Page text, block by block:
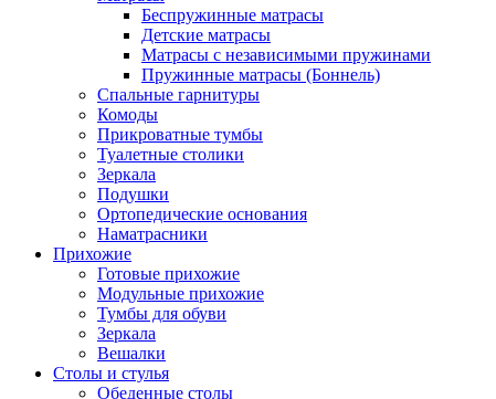
Беспружинные матрасы
Детские матрасы
Матрасы с независимыми пружинами
Пружинные матрасы (Боннель)
Спальные гарнитуры
Комоды
Прикроватные тумбы
Туалетные столики
Зеркала
Подушки
Ортопедические основания
Наматрасники
Прихожие
Готовые прихожие
Модульные прихожие
Тумбы для обуви
Зеркала
Вешалки
Столы и стулья
Обеденные столы